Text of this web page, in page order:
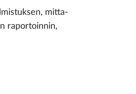
mitta-
raportoinnin,